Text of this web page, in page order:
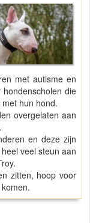
met autisme en
die
hun hond.
overgelaten aan
en deze zijn
veel steun aan
zitten, hoop voor